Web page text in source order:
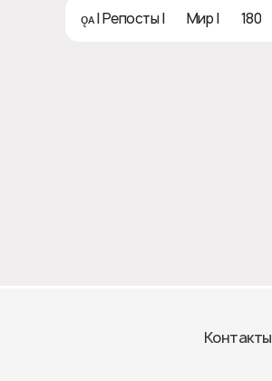
ǫᴀ | Репосты | 🌏 Мир | ♻ 180
Контакты